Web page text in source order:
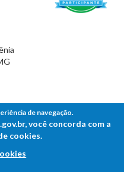
de navegação.
você concorda com a
cookies.